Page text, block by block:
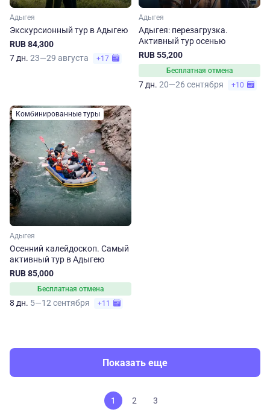
Адыгея
Экскурсионный тур в Адыгею
RUB 84,300
7 дн. 23—29 августа +17
Адыгея
Адыгея: перезагрузка.
Активный тур осенью
RUB 55,200
Бесплатная отмена
7 дн. 20—26 сентября +10
Комбинированные туры
Адыгея
Осенний калейдоскоп. Самый
активный тур в Адыгею
RUB 85,000
Бесплатная отмена
8 дн. 5—12 сентября +11
Показать еще
1 2 3